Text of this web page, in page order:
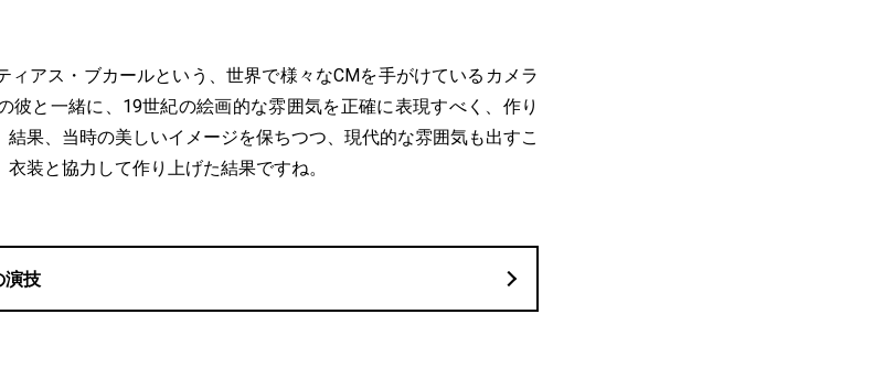
ィアス・ブカールという、世界で様々なCMを手がけているカメラ
彼と一緒に、19世紀の絵画的な雰囲気を正確に表現すべく、作り
果、当時の美しいイメージを保ちつつ、現代的な雰囲気も出すこ
装と協力して作り上げた結果ですね。
演技